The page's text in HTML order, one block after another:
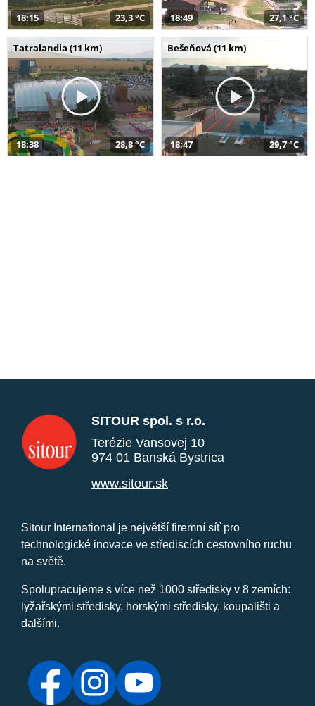
18:15 23,3 °C 18:49 27,1 °C
Tatralandia (11 km)
18:38 28,8 °C
Bešeňová (11 km)
18:47 29,7 °C
SITOUR spol. s r.o.
Terézie Vansovej 10
974 01 Banská Bystrica
www.sitour.sk
Sitour International je největší firemní síť pro
technologické inovace ve střediscích cestovního ruchu
na světě.
Spolupracujeme s více než 1000 středisky v 8 zemích:
lyžařskými středisky, horskými středisky, koupališti a
dalšími.